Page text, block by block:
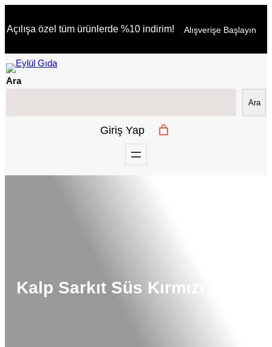
geç
Açılışa özel tüm ürünlerde %10 indirim! Alışverişe Başlayın
Ara
Ara
Giriş Yap
Kalp Sarkıt Süs Kırmızı